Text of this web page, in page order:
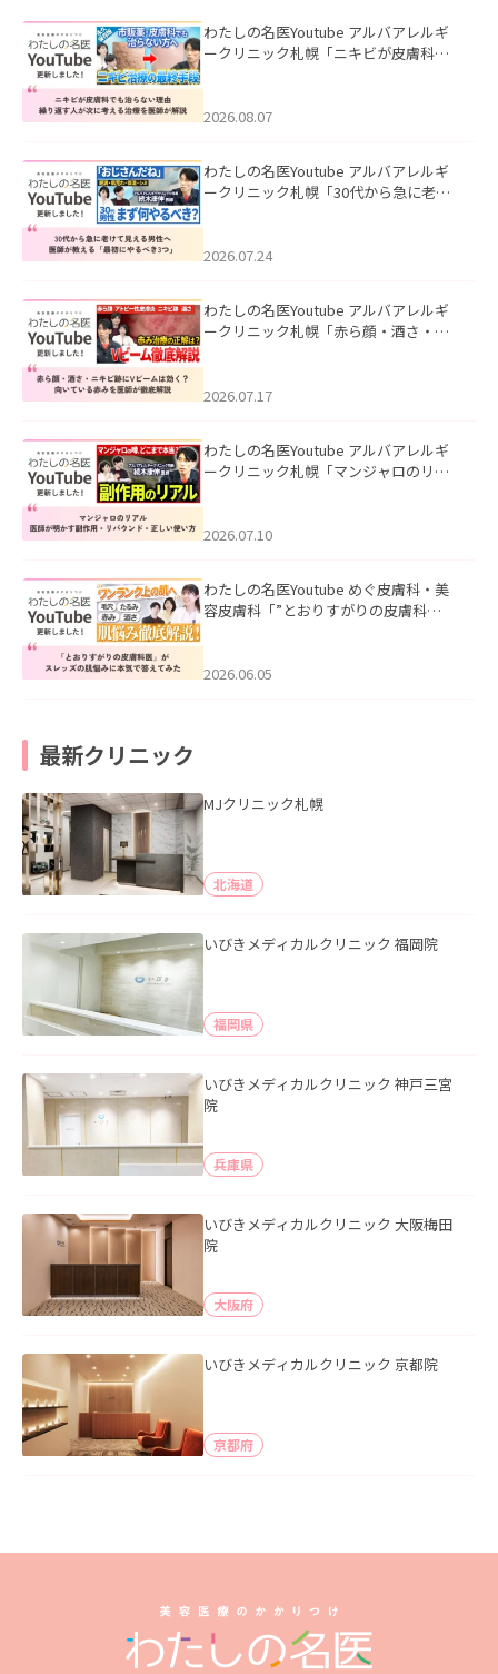
わたしの名医Youtube アルバアレルギ
ークリニック札幌「ニキビが皮膚科で
ました。
2026.08.07
わたしの名医Youtube アルバアレルギ
ークリニック札幌「30代から急に老け
た。
2026.07.24
わたしの名医Youtube アルバアレルギ
ークリニック札幌「赤ら顔・酒さ・ニ
した。
2026.07.17
わたしの名医Youtube アルバアレルギ
ークリニック札幌「マンジャロのリア
た。
2026.07.10
わたしの名医Youtube めぐ皮膚科・美
容皮膚科「”とおりすがりの皮膚科
2026.06.05
最新クリニック
MJクリニック札幌
北海道
いびきメディカルクリニック 福岡院
福岡県
いびきメディカルクリニック 神戸三宮
院
兵庫県
いびきメディカルクリニック 大阪梅田
院
大阪府
いびきメディカルクリニック 京都院
京都府